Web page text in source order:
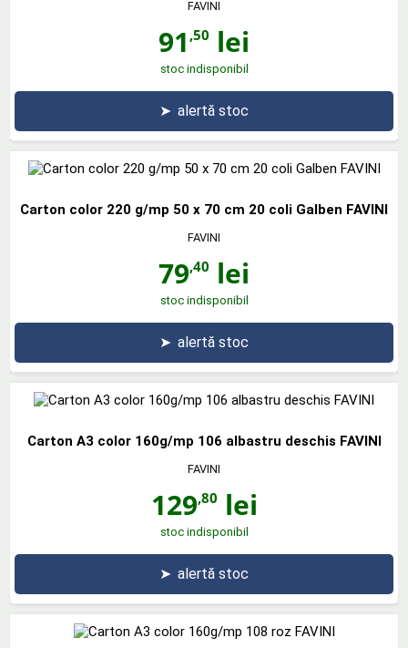
FAVINI
91 ,50 lei
stoc indisponibil
➤ alertă stoc
Carton color 220 g/mp 50 x 70 cm 20 coli Galben FAVINI
FAVINI
79,40 lei
stoc indisponibil
➤ alertă stoc
Carton A3 color 160g/mp 106 albastru deschis FAVINI
FAVINI
129,80 lei
stoc indisponibil
➤ alertă stoc